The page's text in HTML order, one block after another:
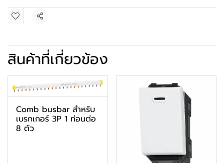
แชร์
สินค้าที่เกี่ยวข้อง
Comb busbar สำหรับ
เบรกเกอร์ 3P 1 ท่อนต่อ
8 ตัว